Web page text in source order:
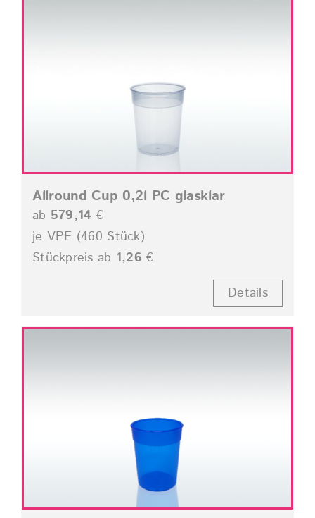
Allround Cup 0,2l PC glasklar
ab 579,14 €
je VPE (460 Stück)
Stückpreis ab 1,26 €
Details